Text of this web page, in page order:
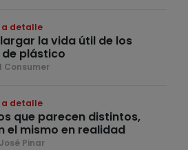
a detalle
la vida útil de los
plástico
Consumer
a detalle
que parecen distintos,
el mismo en realidad
Pinar